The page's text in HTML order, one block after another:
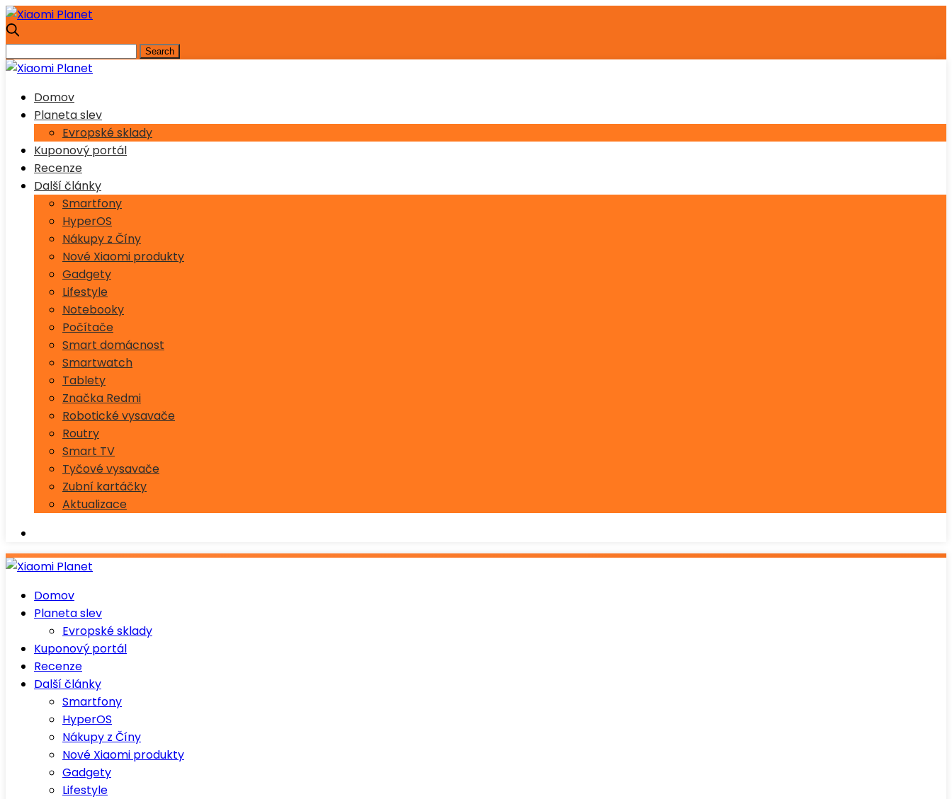
Domov
Planeta slev
Evropské sklady
Kuponový portál
Recenze
Další články
Smartfony
HyperOS
Nákupy z Číny
Nové Xiaomi produkty
Gadgety
Lifestyle
Notebooky
Počítače
Smart domácnost
Smartwatch
Tablety
Značka Redmi
Robotické vysavače
Routry
Smart TV
Tyčové vysavače
Zubní kartáčky
Aktualizace
Domov
Planeta slev
Evropské sklady
Kuponový portál
Recenze
Další články
Smartfony
HyperOS
Nákupy z Číny
Nové Xiaomi produkty
Gadgety
Lifestyle